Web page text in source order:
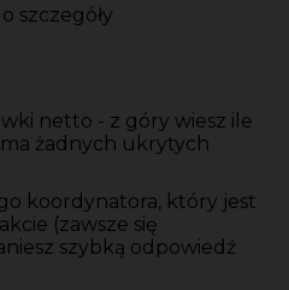
szczegóły
netto - z góry wiesz ile
żadnych ukrytych
koordynatora, który jest
(zawsze się
szybką odpowiedź